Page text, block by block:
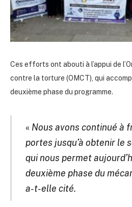
Ces efforts ont abouti à l’appui de
contre la torture (OMCT), qui
deuxième phase du programme.
« Nous avons continué à
portes jusqu’à obtenir le
qui nous permet
deuxième phase du
a-t-elle cité.